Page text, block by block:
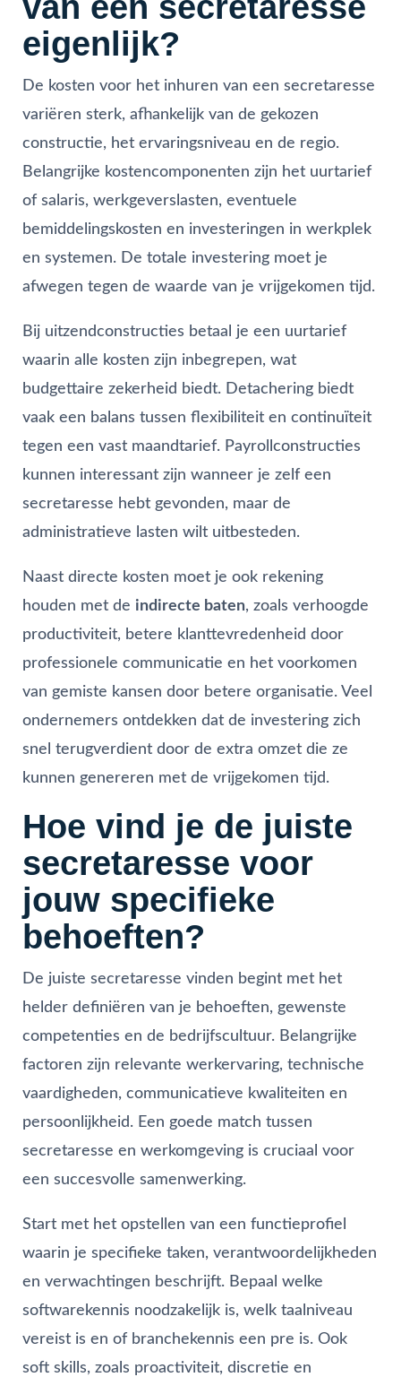
eigenlijk?
De kosten voor het inhuren van een secretaresse
variëren sterk, afhankelijk van de gekozen
constructie, het ervaringsniveau en de regio.
Belangrijke kostencomponenten zijn het uurtarief
of salaris, werkgeverslasten, eventuele
bemiddelingskosten en investeringen in werkplek
en systemen. De totale investering moet je
afwegen tegen de waarde van je vrijgekomen tijd.
Bij uitzendconstructies betaal je een uurtarief
waarin alle kosten zijn inbegrepen, wat
budgettaire zekerheid biedt. Detachering biedt
vaak een balans tussen flexibiliteit en continuïteit
tegen een vast maandtarief. Payrollconstructies
kunnen interessant zijn wanneer je zelf een
secretaresse hebt gevonden, maar de
administratieve lasten wilt uitbesteden.
Naast directe kosten moet je ook rekening
houden met de indirecte baten, zoals verhoogde
productiviteit, betere klanttevredenheid door
professionele communicatie en het voorkomen
van gemiste kansen door betere organisatie. Veel
ondernemers ontdekken dat de investering zich
snel terugverdient door de extra omzet die ze
kunnen genereren met de vrijgekomen tijd.
Hoe vind je de juiste
secretaresse voor
jouw specifieke
behoeften?
De juiste secretaresse vinden begint met het
helder definiëren van je behoeften, gewenste
competenties en de bedrijfscultuur. Belangrijke
factoren zijn relevante werkervaring, technische
vaardigheden, communicatieve kwaliteiten en
persoonlijkheid. Een goede match tussen
secretaresse en werkomgeving is cruciaal voor
een succesvolle samenwerking.
Start met het opstellen van een functieprofiel
waarin je specifieke taken, verantwoordelijkheden
en verwachtingen beschrijft. Bepaal welke
softwarekennis noodzakelijk is, welk taalniveau
vereist is en of branchekennis een pre is. Ook
soft skills, zoals proactiviteit, discretie en